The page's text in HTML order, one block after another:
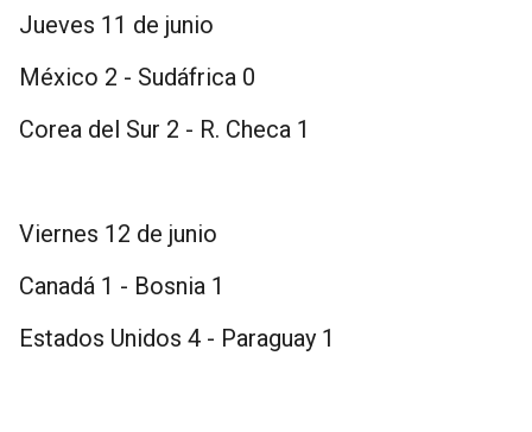
Jueves 11 de junio
México 2 - Sudáfrica 0
Corea del Sur 2 - R. Checa 1
Viernes 12 de junio
Canadá 1 - Bosnia 1
Estados Unidos 4 - Paraguay 1